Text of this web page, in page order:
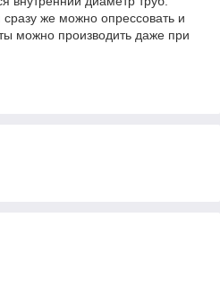
же можно опрессовать и
можно производить даже при